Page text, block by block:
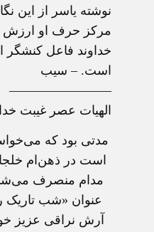
نوشته یاسر از این
مرکز حرف او ارزش
خداوند فاعل کنشگر
است. – سیب
————————
الهیات عصر غیبت خدا
مدتی بود که
است در ذهن‌ام
مدام منصرف می‌شدم
عنوان «شب تاریک
آرش نراقی عزیز